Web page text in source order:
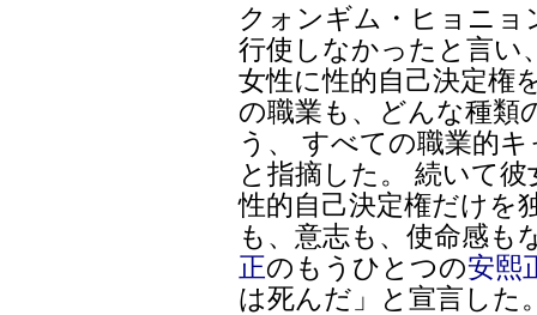
クォンギム・ヒョニョ
行使しなかったと言い
女性に性的自己決定権
の職業も、どんな種類
う、 すべての職業的
と指摘した。 続いて
性的自己決定権だけを
も、意志も、使命感も
正のもうひとつの安熙
は死んだ」と宣言した